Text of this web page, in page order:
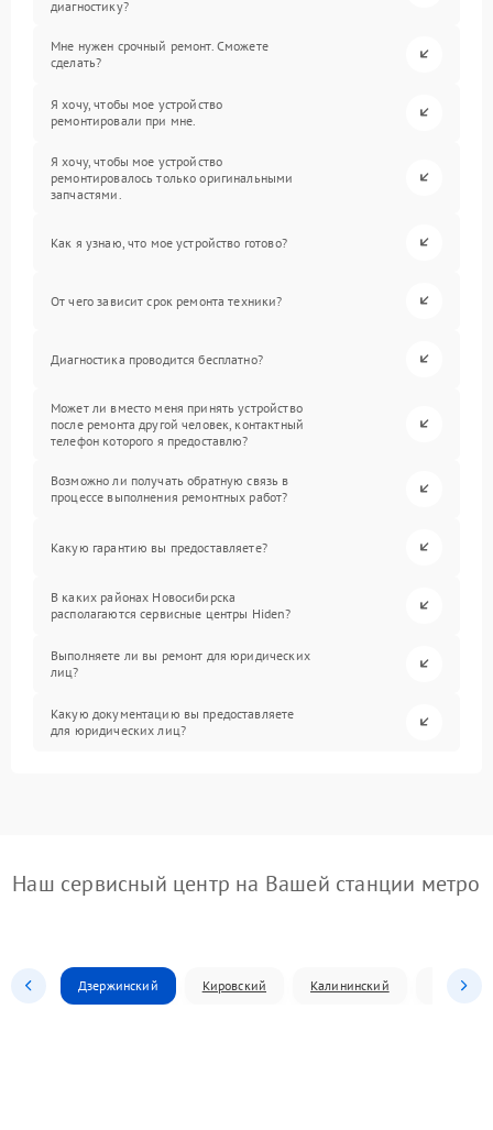
диагностику?
Мне нужен срочный ремонт. Сможете
сделать?
Я хочу, чтобы мое устройство
ремонтировали при мне.
Я хочу, чтобы мое устройство
ремонтировалось только оригинальными
запчастями.
Как я узнаю, что мое устройство готово?
От чего зависит срок ремонта техники?
Диагностика проводится бесплатно?
Может ли вместо меня принять устройство
после ремонта другой человек, контактный
телефон которого я предоставлю?
Возможно ли получать обратную связь в
процессе выполнения ремонтных работ?
Какую гарантию вы предоставляете?
В каких районах Новосибирска
располагаются сервисные центры Hiden?
Выполняете ли вы ремонт для юридических
лиц?
Какую документацию вы предоставляете
для юридических лиц?
Наш сервисный центр на Вашей станции метро
Дзержинский Кировский Калининский